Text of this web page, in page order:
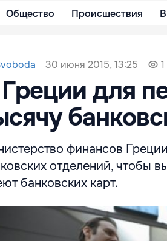
Общество Происшествия
30 июня 2015, 13:25
для
финансов
отделений, чтобы
банковских карт.